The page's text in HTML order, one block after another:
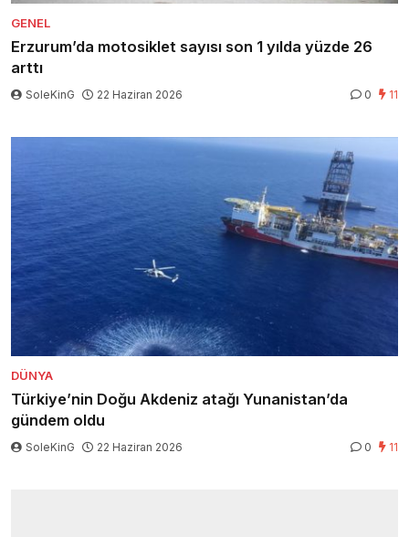
GENEL
Erzurum’da motosiklet sayısı son 1 yılda yüzde 26
arttı
SoleKinG 22 Haziran 2026 0 11
DÜNYA
Türkiye’nin Doğu Akdeniz atağı Yunanistan’da
gündem oldu
SoleKinG 22 Haziran 2026 0 11